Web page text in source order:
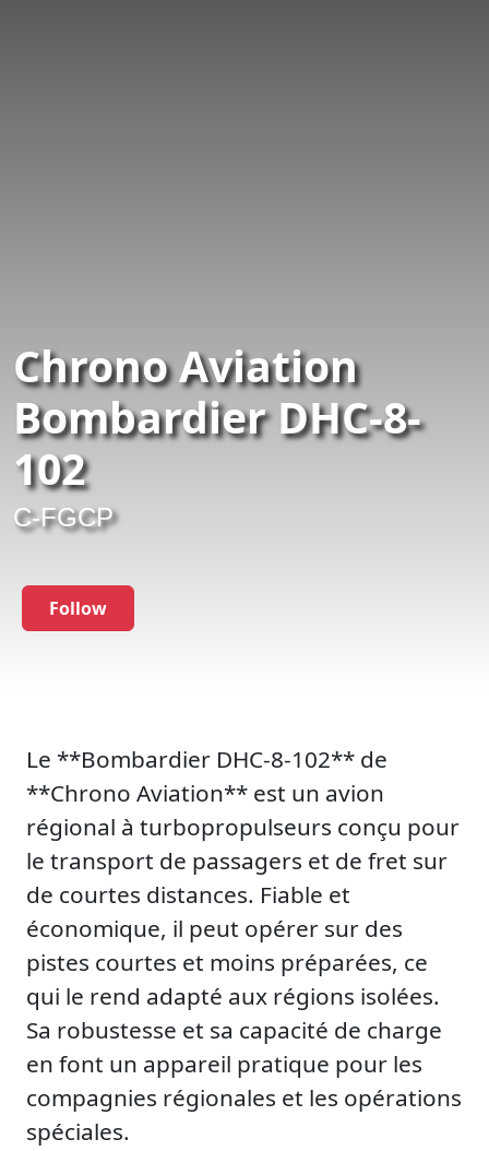
Chrono Aviation
Bombardier DHC-8-
102
C-FGCP
Follow
Le **Bombardier DHC-8-102** de
**Chrono Aviation** est un avion
régional à turbopropulseurs conçu pour
le transport de passagers et de fret sur
de courtes distances. Fiable et
économique, il peut opérer sur des
pistes courtes et moins préparées, ce
qui le rend adapté aux régions isolées.
Sa robustesse et sa capacité de charge
en font un appareil pratique pour les
compagnies régionales et les opérations
spéciales.